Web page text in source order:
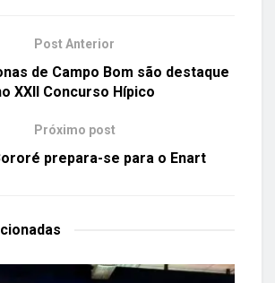
Post Anterior
de Campo Bom são destaque
XXII Concurso Hípico
Próximo post
prepara-se para o Enart